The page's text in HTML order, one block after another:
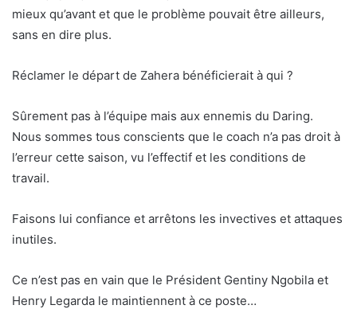
mieux qu’avant et que le problème pouvait être ailleurs,
sans en dire plus.
Réclamer le départ de Zahera bénéficierait à qui ?
Sûrement pas à l’équipe mais aux ennemis du Daring.
Nous sommes tous conscients que le coach n’a pas droit à
l’erreur cette saison, vu l’effectif et les conditions de
travail.
Faisons lui confiance et arrêtons les invectives et attaques
inutiles.
Ce n’est pas en vain que le Président Gentiny Ngobila et
Henry Legarda le maintiennent à ce poste…